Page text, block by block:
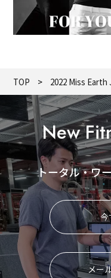
TOP 2022 Miss
New
トータル・ワ
今
メー